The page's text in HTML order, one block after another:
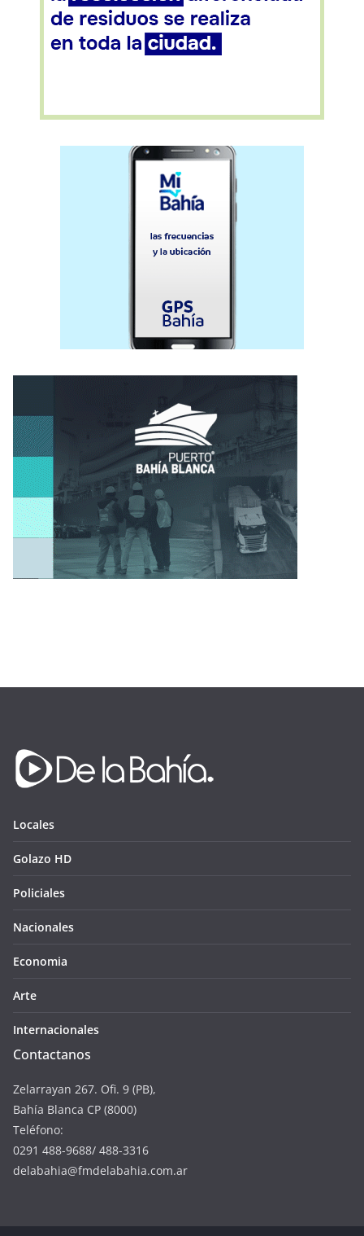
Locales
Golazo HD
Policiales
Nacionales
Economia
Arte
Internacionales
Contactanos
Zelarrayan 267. Ofi. 9 (PB),
Bahía Blanca CP (8000)
Teléfono:
0291 488-9688/ 488-3316
delabahia@fmdelabahia.com.ar